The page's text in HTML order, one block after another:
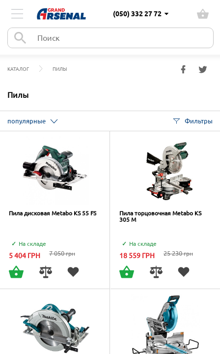
(050) 332 27 72
КАТАЛОГ ПИЛЫ
Пилы
популярные Фильтры
Пила дисковая Metabo KS 55 FS
На складе
5 404 ГРН 7 050грн
Пила торцовочная Metabo KS
305 M
На складе
18 559 ГРН 25 230грн